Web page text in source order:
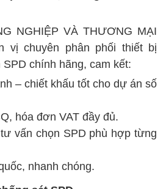
NGHIỆP VÀ THƯƠNG MẠI
vị chuyên phân phối thiết bị
chính hãng, cam kết:
– chiết khấu tốt cho dự án số
hóa đơn VAT đầy đủ.
vấn chọn SPD phù hợp từng
nhanh chóng.